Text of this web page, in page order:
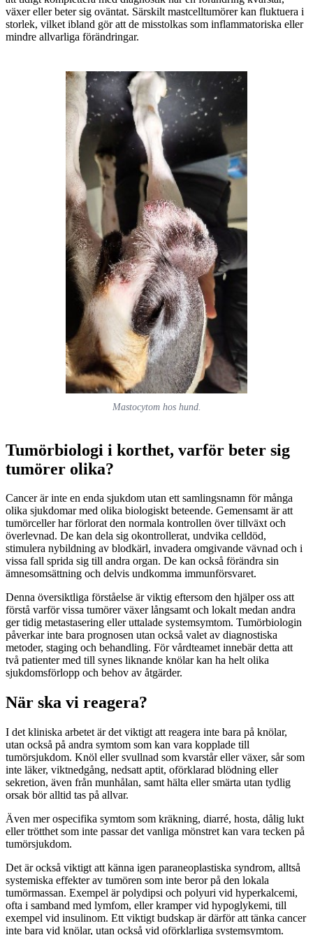
växer eller beter sig oväntat. Särskilt mastcelltumörer kan fluktuera i
storlek, vilket ibland gör att de misstolkas som inflammatoriska eller
mindre allvarliga förändringar.
Mastocytom hos hund.
Tumörbiologi i korthet, varför beter sig
tumörer olika?
Cancer är inte en enda sjukdom utan ett samlingsnamn för många
olika sjukdomar med olika biologiskt beteende. Gemensamt är att
tumörceller har förlorat den normala kontrollen över tillväxt och
överlevnad. De kan dela sig okontrollerat, undvika celldöd,
stimulera nybildning av blodkärl, invadera omgivande vävnad och i
vissa fall sprida sig till andra organ. De kan också förändra sin
ämnesomsättning och delvis undkomma immunförsvaret.
Denna översiktliga förståelse är viktig eftersom den hjälper oss att
förstå varför vissa tumörer växer långsamt och lokalt medan andra
ger tidig metastasering eller uttalade systemsymtom. Tumörbiologin
påverkar inte bara prognosen utan också valet av diagnostiska
metoder, staging och behandling. För vårdteamet innebär detta att
två patienter med till synes liknande knölar kan ha helt olika
sjukdomsförlopp och behov av åtgärder.
När ska vi reagera?
I det kliniska arbetet är det viktigt att reagera inte bara på knölar,
utan också på andra symtom som kan vara kopplade till
tumörsjukdom. Knöl eller svullnad som kvarstår eller växer, sår som
inte läker, viktnedgång, nedsatt aptit, oförklarad blödning eller
sekretion, även från munhålan, samt hälta eller smärta utan tydlig
orsak bör alltid tas på allvar.
Även mer ospecifika symtom som kräkning, diarré, hosta, dålig lukt
eller trötthet som inte passar det vanliga mönstret kan vara tecken på
tumörsjukdom.
Det är också viktigt att känna igen paraneoplastiska syndrom, alltså
systemiska effekter av tumören som inte beror på den lokala
tumörmassan. Exempel är polydipsi och polyuri vid hyperkalcemi,
ofta i samband med lymfom, eller kramper vid hypoglykemi, till
exempel vid insulinom. Ett viktigt budskap är därför att tänka cancer
inte bara vid knölar, utan också vid oförklarliga systemsymtom.